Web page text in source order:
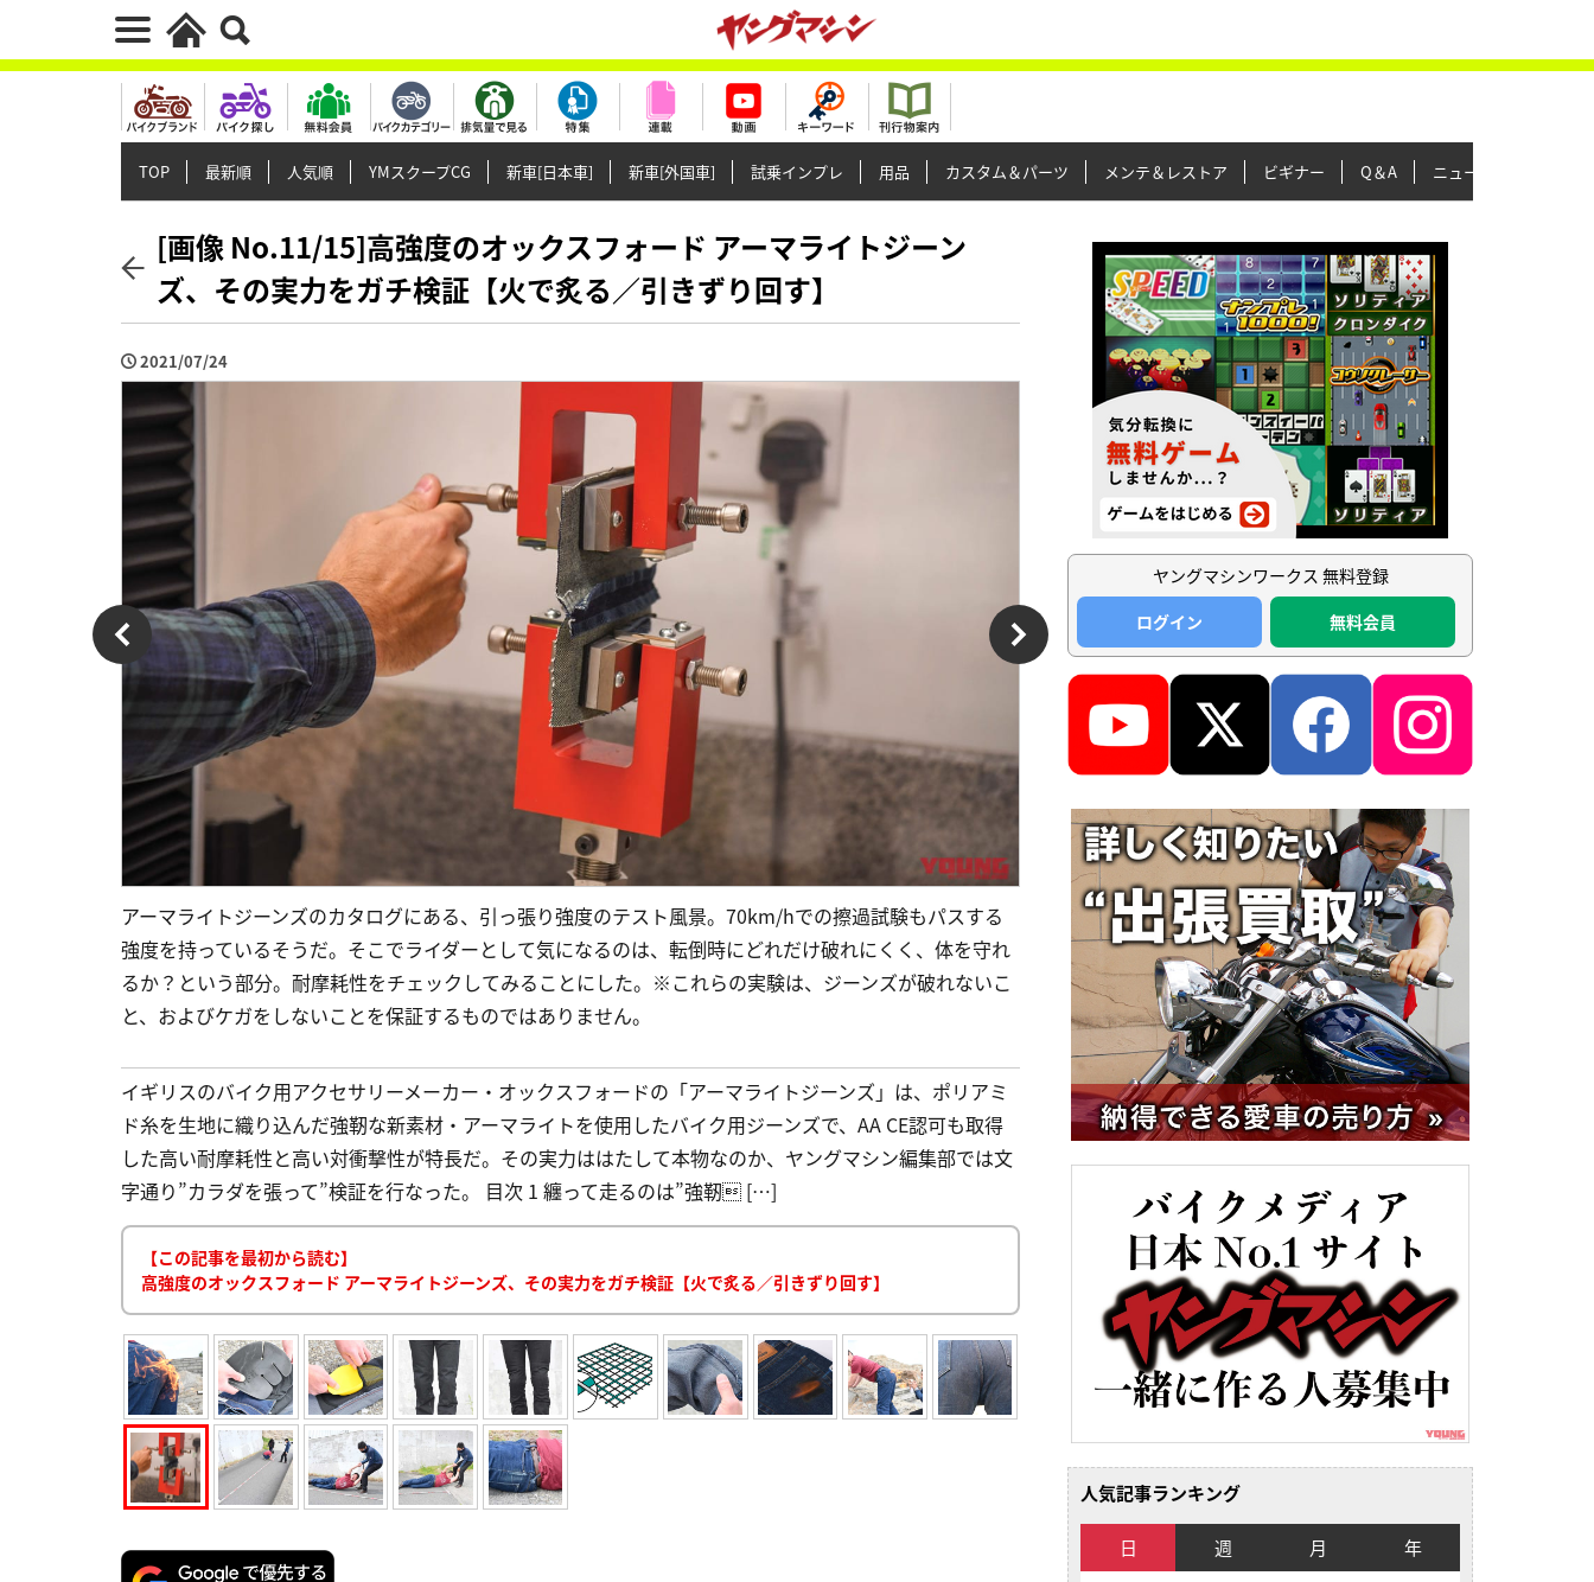
TOP 最新順 人気順 YMスクープCG 新車[日本車] 新車[外国車] 試乗インプレ 用品 カスタム＆パーツ メンテ＆レストア ビギナー Q＆A ニュース＆トピックス
[画像 No.11/15]高強度のオックスフォード アーマライトジーン
ズ、その実力をガチ検証【火で炙る／引きずり回す】
2021/07/24
アーマライトジーンズのカタログにある、引っ張り強度のテスト風景。70km/hでの擦過試験もパスする
強度を持っているそうだ。そこでライダーとして気になるのは、転倒時にどれだけ破れにくく、体を守れ
るか？という部分。耐摩耗性をチェックしてみることにした。※これらの実験は、ジーンズが破れないこ
と、およびケガをしないことを保証するものではありません。
イギリスのバイク用アクセサリーメーカー・オックスフォードの「アーマライトジーンズ」は、ポリアミ
ド糸を生地に織り込んだ強靭な新素材・アーマライトを使用したバイク用ジーンズで、AA CE認可も取得
した高い耐摩耗性と高い対衝撃性が特長だ。その実力ははたして本物なのか、ヤングマシン編集部では文
字通り”カラダを張って”検証を行なった。 目次 1 纏って走るのは”強靭 […]
【この記事を最初から読む】
高強度のオックスフォード アーマライトジーンズ、その実力をガチ検証【火で炙る／引きずり回す】
ヤングマシンワークス 無料登録
ログイン
無料会員
人気記事ランキング
日 週 月 年